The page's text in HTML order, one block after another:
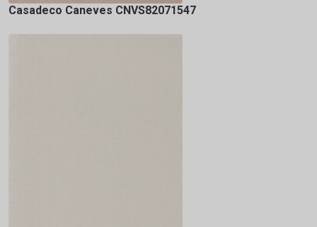
Casadeco Caneves CNVS82071547